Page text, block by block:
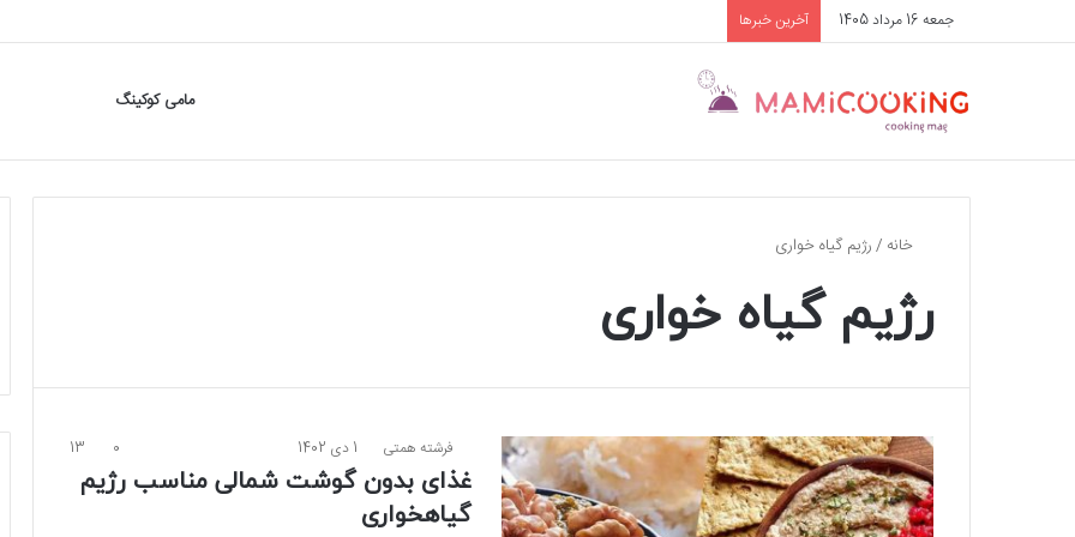
جمعه 16 مرداد 1405 آخرین خبرها
مامی کوکینگ
خانه /رژیم گیاه خواری
رژیم گیاه خواری
فرشته همتی 1 دی 1402 0
13
غذای بدون گوشت شمالی مناسب رژیم
گیاهخواری